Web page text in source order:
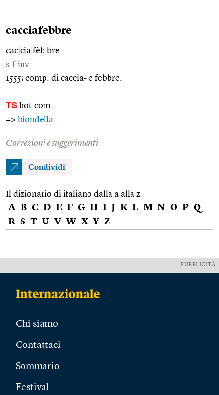
cacciafebbre
cac cia fèb bre
s.f.inv.
1555; comp. di caccia- e febbre.
TS bot.com.
=> biondella
Correzioni e suggerimenti
Condividi
Il dizionario di italiano dalla a alla z
A B C D E F G H I J K L M N O P Q
R S T U V W X Y Z
PUBBLICITÀ
Chi siamo
Contattaci
Sommario
Festival